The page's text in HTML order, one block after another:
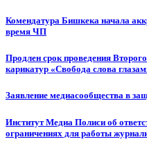
Комендатура Бишкека начала
время ЧП
Продлен срок проведения
карикатур «Свобода слова
Заявление медиасообщества в
Институт Медиа Полиси об
ограничениях для работы